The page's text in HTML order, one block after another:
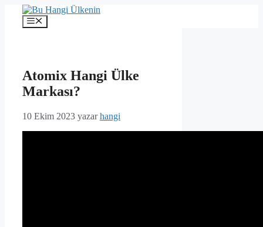
İçeriğe
Menü
Atomix Hangi Ülke
Markası?
10 Ekim 2023 yazarhangi